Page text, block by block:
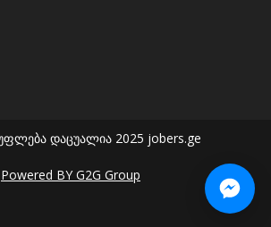
დაცუალია 2025 jobers.ge
Powered BY G2G Group